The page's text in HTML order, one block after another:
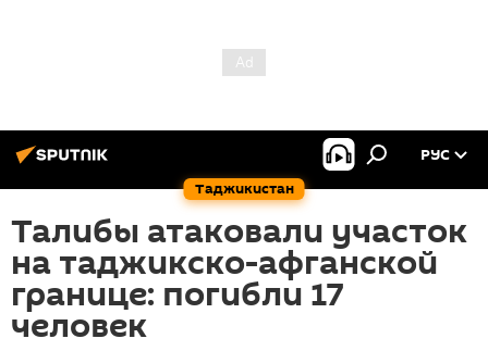
Таджикистан
РУС
Талибы атаковали участок
на таджикско-афганской
границе: погибли 17
человек